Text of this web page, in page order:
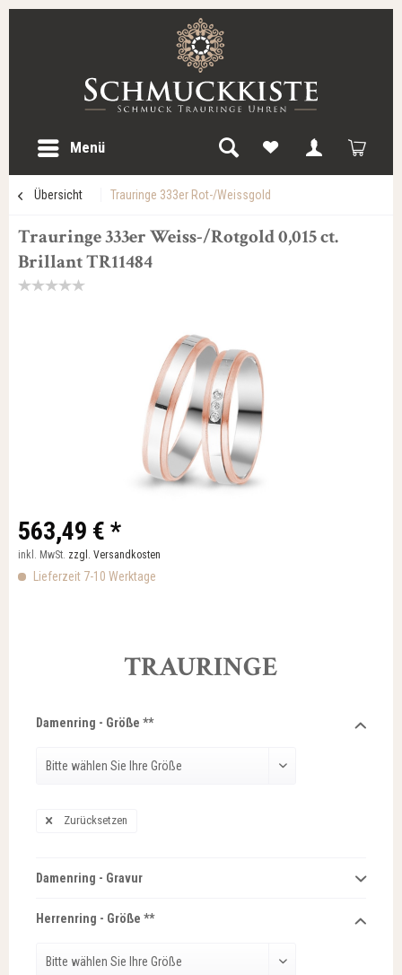
Menü
Übersicht Trauringe 333er Rot-/Weissgold
Trauringe 333er Weiss-/Rotgold 0,015 ct.
Brillant TR11484
563,49 € *
inkl. MwSt. zzgl. Versandkosten
Lieferzeit 7-10 Werktage
TRAURINGE
Damenring - Größe **
Zurücksetzen
Damenring - Gravur
Herrenring - Größe **